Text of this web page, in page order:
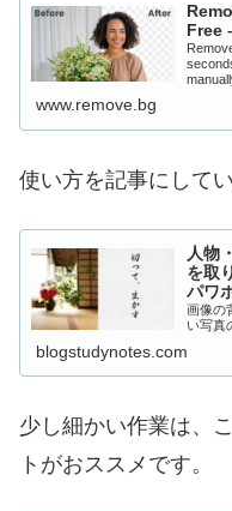
Free
www.remove.bg
使い方を記事にしてい
人物
を取
パワ
画像の
い写真
blogstudynotes.com
少し細かい作業は、
トがおススメです。